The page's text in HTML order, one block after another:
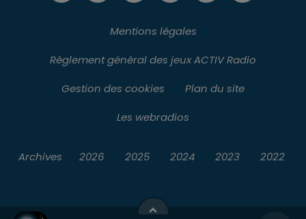
Mentions légales
Règlement général des jeux ACTIV Radio
Gestion des cookies
Plan du site
Les webradios
Archives 2026 2025 2024 2023 2022